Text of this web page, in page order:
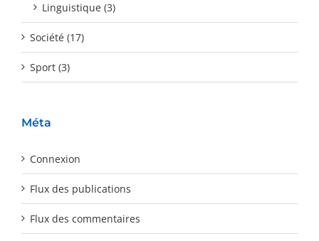
Linguistique (3)
Société (17)
Sport (3)
Méta
Connexion
Flux des publications
Flux des commentaires